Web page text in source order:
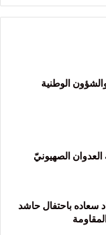
الوطنية
الصهيونيّ
سعاده باحتفال حاشد